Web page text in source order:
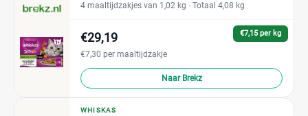
4 maaltijdzakjes van 1,02 kg · Totaal 4,08 kg
€7,15 per kg
€29,19
€7,30 per maaltijdzakje
Naar Brekz
WHISKAS